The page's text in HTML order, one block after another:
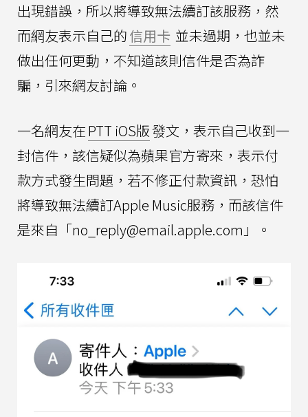
出現錯誤，所以將導致無法續訂該服務，然
而網友表示自己的信用卡 並未過期，也並未
做出任何更動，不知道該則信件是否為詐
騙，引來網友討論。
一名網友在PTT iOS版發文，表示自己收到一
封信件，該信疑似為蘋果官方寄來，表示付
款方式發生問題，若不修正付款資訊，恐怕
將導致無法續訂Apple Music服務，而該信件
是來自「no_reply@email.apple.com 」。